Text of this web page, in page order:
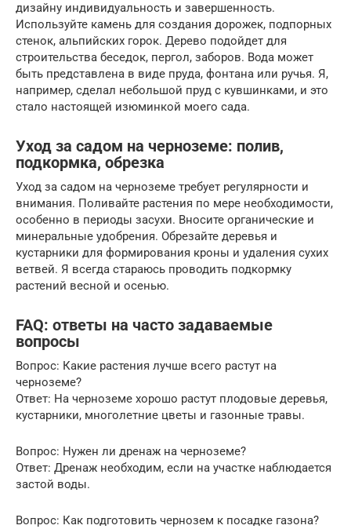
дизайну индивидуальность и завершенность.
Используйте камень для создания дорожек, подпорных
стенок, альпийских горок. Дерево подойдет для
строительства беседок, пергол, заборов. Вода может
быть представлена в виде пруда, фонтана или ручья. Я,
например, сделал небольшой пруд с кувшинками, и это
стало настоящей изюминкой моего сада.
Уход за садом на черноземе: полив,
подкормка, обрезка
Уход за садом на черноземе требует регулярности и
внимания. Поливайте растения по мере необходимости,
особенно в периоды засухи. Вносите органические и
минеральные удобрения. Обрезайте деревья и
кустарники для формирования кроны и удаления сухих
ветвей. Я всегда стараюсь проводить подкормку
растений весной и осенью.
FAQ: ответы на часто задаваемые
вопросы
Вопрос: Какие растения лучше всего растут на
черноземе?
Ответ: На черноземе хорошо растут плодовые деревья,
кустарники, многолетние цветы и газонные травы.
Вопрос: Нужен ли дренаж на черноземе?
Ответ: Дренаж необходим, если на участке наблюдается
застой воды.
Вопрос: Как подготовить чернозем к посадке газона?